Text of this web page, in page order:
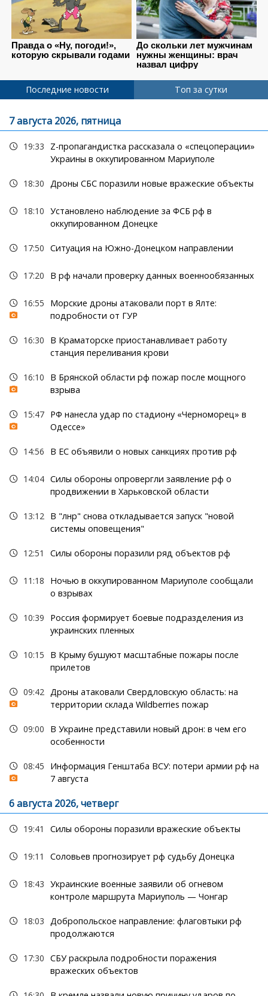
Последние новости Топ за сутки
7 августа 2026, пятница
19:33
Z-пропагандистка рассказала о «спецоперации»
Украины в оккупированном Мариуполе
18:30 Дроны СБС поразили новые вражеские объекты
18:10 Установлено наблюдение за ФСБ рф в
оккупированном Донецке
17:50 Ситуация на Южно-Донецком направлении
17:20 В рф начали проверку данных военнообязанных
16:55
Морские дроны атаковали порт в Ялте:
подробности от ГУР
16:30
В Краматорске приостанавливает работу
станция переливания крови
16:10
В Брянской области рф пожар после мощного
взрыва
15:47 РФ нанесла удар по стадиону «Черноморец» в
Одессе»
14:56 В ЕС объявили о новых санкциях против рф
14:04 Силы обороны опровергли заявление рф о
продвижении в Харьковской области
13:12 В "лнр" снова откладывается запуск "новой
системы оповещения"
12:51 Силы обороны поразили ряд объектов рф
11:18
Ночью в оккупированном Мариуполе сообщали
о взрывах
10:39
Россия формирует боевые подразделения из
украинских пленных
10:15
В Крыму бушуют масштабные пожары после
прилетов
09:42 Дроны атаковали Свердловскую область: на
территории склада Wildberries пожар
09:00
В Украине представили новый дрон: в чем его
особенности
08:45
Информация Генштаба ВСУ: потери армии рф на
7 августа
6 августа 2026, четверг
19:41 Силы обороны поразили вражеские объекты
19:11 Соловьев прогнозирует рф судьбу Донецка
18:43 Украинские военные заявили об огневом
контроле маршрута Мариуполь — Чонгар
18:03 Добропольское направление: флаговтыки рф
продолжаются
17:30 СБУ раскрыла подробности поражения
вражеских объектов